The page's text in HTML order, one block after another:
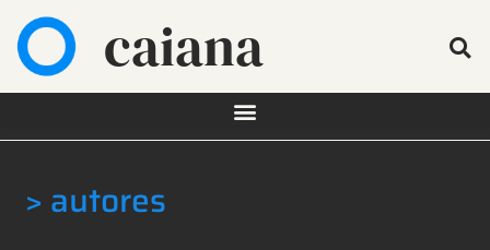
caiana
> autores